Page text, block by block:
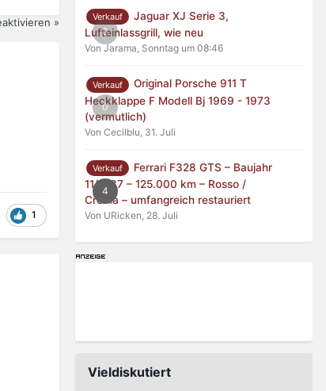
»
1
0
Verkauf
Jaguar XJ Serie 3,
Lufteinlassgrill, wie neu
Von Jarama, Sonntag um 08:46
0
Verkauf
Original Porsche 911 T
Heckklappe F Modell Bj 1969 - 1973
(vermutlich)
Von Cecilblu, 31. Juli
4
Verkauf
Ferrari F328 GTS – Baujahr
11/1987 – 125.000 km – Rosso /
Crema – umfangreich restauriert
Von URicken, 28. Juli
Vieldiskutiert